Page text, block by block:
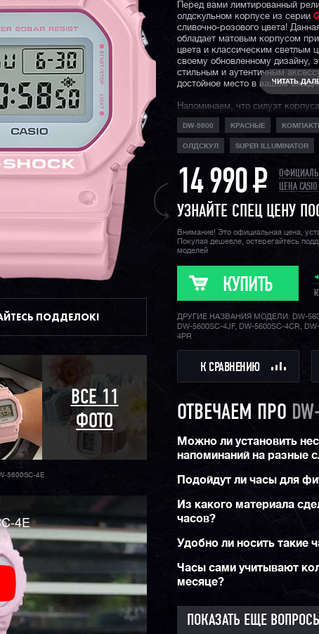
ПОДДЕЛОК!
ВСЕ 11
ФОТО
5600SC-4E
4E
Перед вами лимтированный
олдскульном корпусе из серии
сливочно-розового цвета!
обладает матовым корпусом
цвета и классическим светлым
своему обновленному дизайну,
стильным и аутентичным
достойное место в вашем
Напоминаем, что силуэт
часовой классикой и является
узнаваемых в мире наручных
составляющей, не стоит
метров и легендарную
ЧИТАТЬ
DW-5600 КРАСНЫЕ
ОЛДСКУЛ SUPER ILLUMINATOR
14 990P
ЦЕНА
УЗНАЙТЕ СПЕЦ ЦЕНУ
Внимание! Это официальная цена,
Покупая дешевле, остерегайтесь
моделей
КУПИТЬ
ДРУГИЕ НАЗВАНИЯ МОДЕЛИ: DW-
DW-5600SC-4JF, DW-5600SC-4CR,
4PR
К СРАВНЕНИЮ
ОТВЕЧАЕМ ПРО
Можно ли установить
напоминаний на разные
Подойдут ли часы для
Из какого материала
часов?
Удобно ли носить такие
Часы сами учитывают
месяце?
ПОКАЗАТЬ ЕЩЕ ВОПРОСЫ